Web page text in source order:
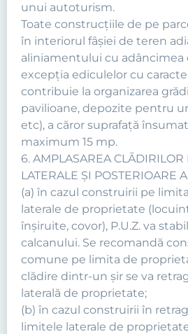
unui autoturism.
Toate construcţiile de pe
în interiorul fâşiei de teren
aliniamentului cu adâncimea
excepţia ediculelor cu
contribuie la organizarea
pavilioane, depozite pentru
etc), a căror suprafaţă
maximum 15 mp.
6. AMPLASAREA CLĂDIRILOR
LATERALE ŞI POSTERIOARE
(a) în cazul construirii pe
laterale de proprietate
înşiruite, covor), P.U.Z. va
calcanului. Se recomandă
comune pe limita de
clădire dintr-un şir se va
laterală de proprietate;
(b) în cazul construirii în
limitele laterale de